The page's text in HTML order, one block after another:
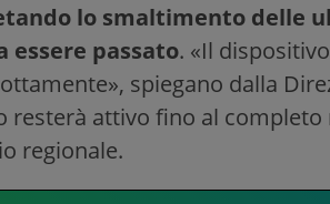
lo smaltimento delle
essere passato. «Il
spiegano dalla
resterà attivo fino al
regionale.